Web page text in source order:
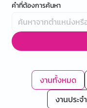
คำที่ต้องการค้นหา
งานทั้งหมด
งานประจำ